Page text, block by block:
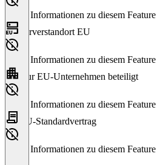
Keine Informationen zu diesem Feature
Serverstandort EU
Keine Informationen zu diesem Feature
Nur EU-Unternehmen beteiligt
Keine Informationen zu diesem Feature
EU-Standardvertrag
Keine Informationen zu diesem Feature